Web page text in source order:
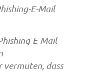
E-Mail
E-Mail
vermuten, dass